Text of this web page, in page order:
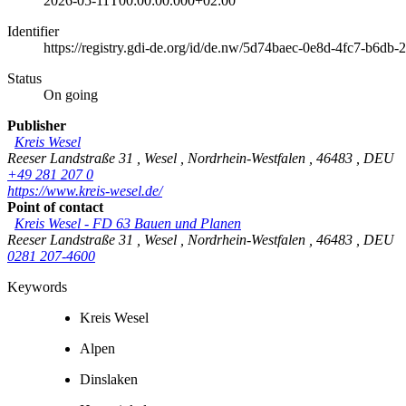
Identifier
https://registry.gdi-de.org/id/de.nw/5d74baec-0e8d-4fc7-b6db-
Status
On going
Publisher
Kreis Wesel
Reeser Landstraße 31
Wesel Nordrhein-Westfalen 46483
DEU
+49 281 207 0
https://www.kreis-wesel.de/
Point of contact
Kreis Wesel - FD 63 Bauen und Planen
Reeser Landstraße 31
Wesel Nordrhein-Westfalen 46483
DEU
0281 207-4600
Keywords
Kreis Wesel
Alpen
Dinslaken